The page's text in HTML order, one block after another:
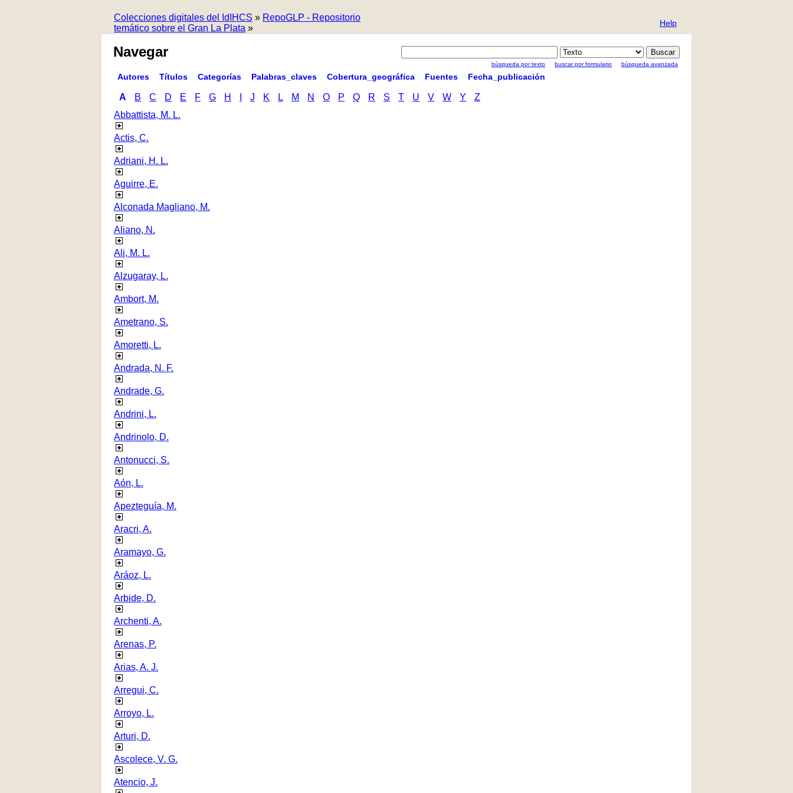
Colecciones digitales del IdIHCS » RepoGLP - Repositorio
temático sobre el Gran La Plata » Help
Navegar
búsqueda por texto buscar por formulario búsqueda avanzada
Autores Títulos Categorías Palabras_claves Cobertura_geográfica Fuentes Fecha_publicación
A B C D E F G H J K L M N O P Q R S T U V W Y
Z
Abbattista, M. L.
Actis, C.
Adriani, H. L.
Aguirre, E.
Alconada Magliano, M.
Aliano, N.
Ali, M. L.
Alzugaray, L.
Ambort, M.
Ametrano, S.
Amoretti, L.
Andrada, N. F.
Andrade, G.
Andrini, L.
Andrinolo, D.
Antonucci, S.
Aón, L.
Apezteguía, M.
Aracri, A.
Aramayo, G.
Aráoz, L.
Arbide, D.
Archenti, A.
Arenas, P.
Arias, A. J.
Arregui, C.
Arroyo, L.
Arturi, D.
Ascolece, V. G.
Atencio, J.